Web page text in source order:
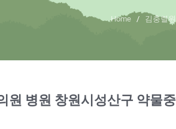
Home / 김충렬
원 병원 창원시성산구 약물